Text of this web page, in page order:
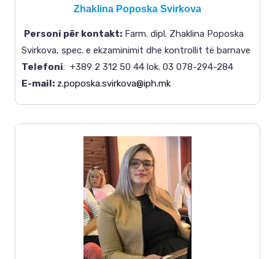
Zhaklina Poposka Svirkova
Personi për kontakt: Farm. dipl. Zhaklina Poposka
Svirkova, spec. e ekzaminimit dhe kontrollit të barnave
Telefoni: +389 2 312 50 44 lok. 03 078-294-284
E-mail: z.poposka.svirkova@iph.mk